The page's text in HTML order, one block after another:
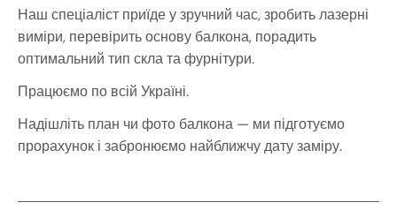
Наш спеціаліст приїде у зручний час, зробить лазерні
виміри, перевірить основу балкона, порадить
оптимальний тип скла та фурнітури.
Працюємо по всій Україні.
Надішліть план чи фото балкона — ми підготуємо
прорахунок і забронюємо найближчу дату заміру.